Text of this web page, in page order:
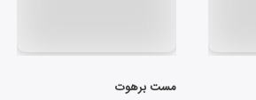
مست برهوت